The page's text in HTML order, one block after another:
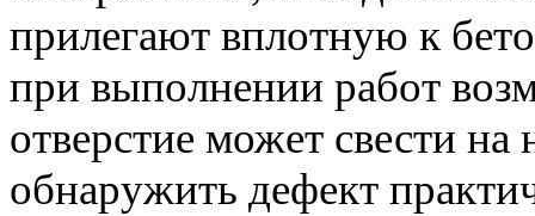
прилегают вплотную к
при выполнении работ
отверстие может свести
обнаружить дефект